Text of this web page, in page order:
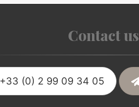
Contact us
+33 (0) 2 99 09 34 05